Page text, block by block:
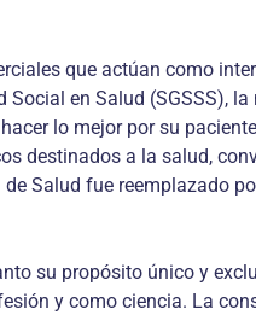
que actúan como
en Salud (SGSSS),
lo mejor por su
destinados a la salud,
Salud fue reemplazado
su propósito único y
y como ciencia. La